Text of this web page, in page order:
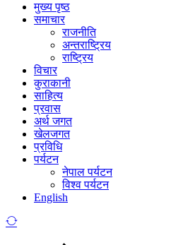
मुख्य पृष्ठ
समाचार
राजनीति
अन्तराष्ट्रिय
राष्ट्रिय
विचार
कुराकानी
साहित्य
प्रवास
अर्थ जगत
खेलजगत
प्रविधि
पर्यटन
नेपाल पर्यटन
विश्व पर्यटन
English